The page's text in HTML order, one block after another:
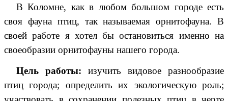
В Коломне, как в любом большом городе есть
своя фауна птиц, так называемая орнитофауна. В
своей работе я хотел бы остановиться именно на
своеобразии орнитофауны нашего города.
Цель работы: изучить видовое разнообразие
птиц города; определить их экологическую роль;